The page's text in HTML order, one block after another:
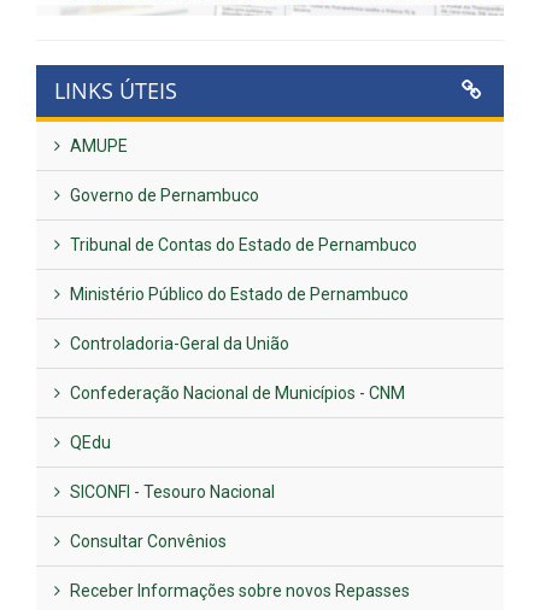
LINKS ÚTEIS
AMUPE
Governo de Pernambuco
Tribunal de Contas do Estado de Pernambuco
Ministério Público do Estado de Pernambuco
Controladoria-Geral da União
Confederação Nacional de Municípios - CNM
QEdu
SICONFI - Tesouro Nacional
Consultar Convênios
Receber Informações sobre novos Repasses